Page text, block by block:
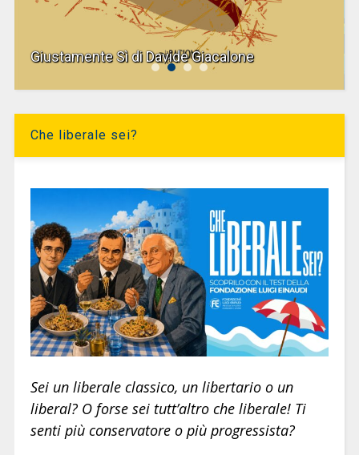
Giustamente Sì di Davide Giacalone
Che liberale sei?
Sei un liberale classico, un libertario o un
liberal? O forse sei tutt’altro che liberale! Ti
senti più conservatore o più progressista?